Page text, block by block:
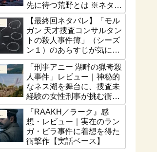
先に待つ荒野とは ※ネタバ
レなし
【最終回ネタバレ】「モル
ガン 天才捜査コンサルタン
トの殺人事件簿」（シーズ
ン１）のあらすじが気にな
る！最終話はどうなるの？
「刑事アニー 湖畔の猟奇殺
人事件」レビュー｜神秘的
なネス湖を舞台に、捜査未
経験の女性刑事が挑む衝撃
の猟奇殺人【ネタバレな
し】
『RAAKH／ラーク』感
想・レビュー｜実在のラン
ガ・ビラ事件に着想を得た
衝撃作【実話ベース】